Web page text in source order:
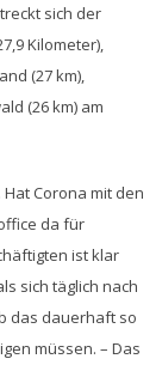
sich der
Kilometer),
(27 km),
(26 km) am
Corona mit den
da für
ist klar
sich täglich nach
das dauerhaft so
müssen. – Das